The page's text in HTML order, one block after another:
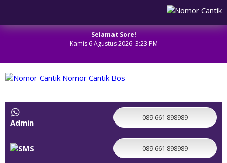
Selamat Sore!
Kamis 6 Agustus 2026 3:23 PM
Admin 089 661 898989
089 661 898989